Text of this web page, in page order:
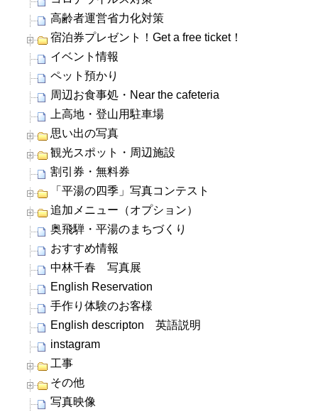
高齢者運営省力化対策
宿泊券プレゼント！Get a free ticket！
イベント情報
ペット預かり
周辺お食事処・Near the cafeteria
上高地・登山用駐車場
思い出の写真
観光スポット・周辺施設
割引券・無料券
「平湯の四季」写真コンテスト
追加メニュー（オプション）
奥飛騨・平湯のまちづくり
おすすめ情報
中林千春 写真展
English Reservation
手作り体験のお客様
English descripton 英語説明
instagram
工事
その他
写真映像